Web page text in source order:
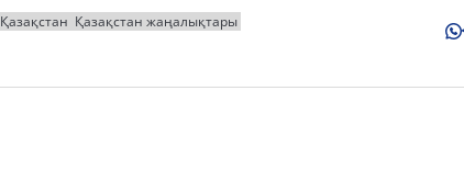
Қазақстан Қазақстан жаңалықтары